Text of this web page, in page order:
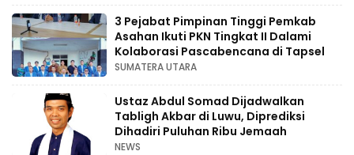
3 Pejabat Pimpinan Tinggi Pemkab
Asahan Ikuti PKN Tingkat II Dalami
Kolaborasi Pascabencana di Tapsel
SUMATERA UTARA
Ustaz Abdul Somad Dijadwalkan
Tabligh Akbar di Luwu, Diprediksi
Dihadiri Puluhan Ribu Jemaah
NEWS